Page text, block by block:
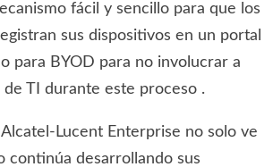
fácil y sencillo para que los
sus dispositivos en un portal
para BYOD para no involucrar a
de TI durante este proceso .
Lucent Enterprise no solo ve
continúa desarrollando sus